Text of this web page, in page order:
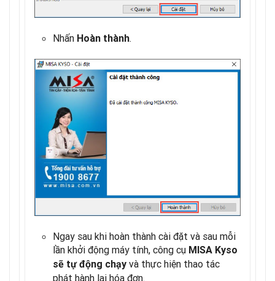
Nhấn Hoàn thành.
Ngay sau khi hoàn thành cài đặt và sau mỗi
lần khởi động máy tính, công cụ MISA Kyso
sẽ tự động chạy và thực hiện thao tác
phát hành lại hóa đơn.